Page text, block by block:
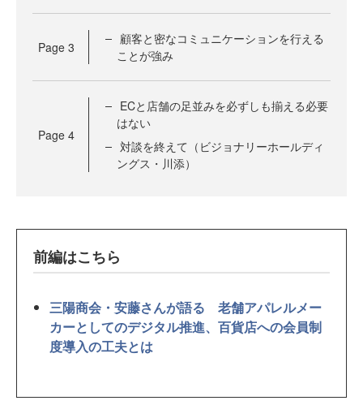
Page 3
顧客と密なコミュニケーションを行える
ことが強み
Page 4
ECと店舗の足並みを必ずしも揃える必要
はない
対談を終えて（ビジョナリーホールディ
ングス・川添）
前編はこちら
三陽商会・安藤さんが語る 老舗アパレルメー
カーとしてのデジタル推進、百貨店への会員制
度導入の工夫とは